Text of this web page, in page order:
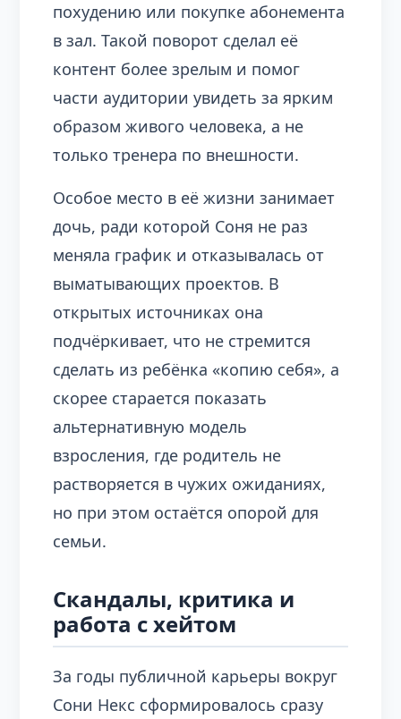
похудению или покупке абонемента
в зал. Такой поворот сделал её
контент более зрелым и помог
части аудитории увидеть за ярким
образом живого человека, а не
только тренера по внешности.
Особое место в её жизни занимает
дочь, ради которой Соня не раз
меняла график и отказывалась от
выматывающих проектов. В
открытых источниках она
подчёркивает, что не стремится
сделать из ребёнка «копию себя», а
скорее старается показать
альтернативную модель
взросления, где родитель не
растворяется в чужих ожиданиях,
но при этом остаётся опорой для
семьи.
Скандалы, критика и
работа с хейтом
За годы публичной карьеры вокруг
Сони Некс сформировалось сразу